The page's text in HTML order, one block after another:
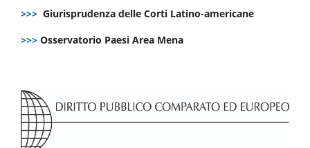
>>> Giurisprudenza delle Corti Latino-americane
>>> Osservatorio Paesi Area Mena